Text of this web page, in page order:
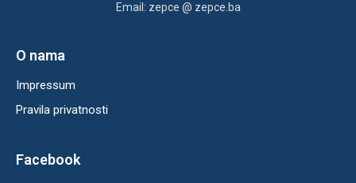
Email: zepce @ zepce.ba
O nama
Impressum
Pravila privatnosti
Facebook